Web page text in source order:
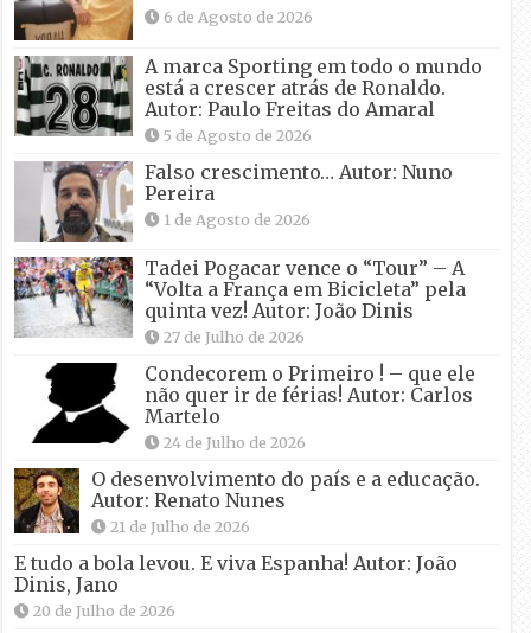
6 de Agosto de 2026
A marca Sporting em todo o mundo
está a crescer atrás de Ronaldo.
Autor: Paulo Freitas do Amaral
5 de Agosto de 2026
Falso crescimento… Autor: Nuno
Pereira
1 de Agosto de 2026
Tadei Pogacar vence o “Tour” – A
“Volta a França em Bicicleta” pela
quinta vez! Autor: João Dinis
27 de Julho de 2026
Condecorem o Primeiro ! – que ele
não quer ir de férias! Autor: Carlos
Martelo
24 de Julho de 2026
O desenvolvimento do país e a educação.
Autor: Renato Nunes
21 de Julho de 2026
E tudo a bola levou. E viva Espanha! Autor: João
Dinis, Jano
20 de Julho de 2026